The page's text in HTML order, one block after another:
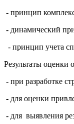
- принцип
- динамический
- принцип учета
Результаты оценки
- при разработке
- для оценки
- для выявления